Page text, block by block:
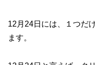
12月24日には、１つだ
ます。